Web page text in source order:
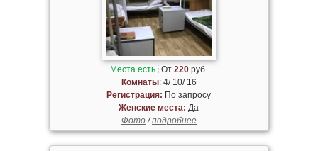
Места есть От220 руб.
Комнаты: 4/ 10/ 16
Регистрация: По запросу
Женские места: Да
Фото/подробнее